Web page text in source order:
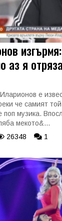
аз я
е
че самият
поп музика.
мекото&...
26348 1